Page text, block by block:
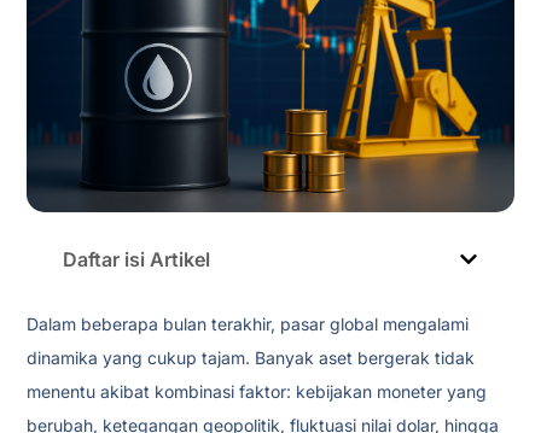
Daftar isi Artikel
Dalam beberapa bulan terakhir, pasar global mengalami
dinamika yang cukup tajam. Banyak aset bergerak tidak
menentu akibat kombinasi faktor: kebijakan moneter yang
berubah, ketegangan geopolitik, fluktuasi nilai dolar, hingga